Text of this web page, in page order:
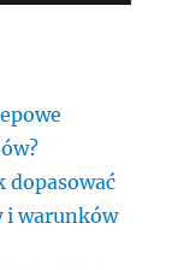
dopasować
i warunków